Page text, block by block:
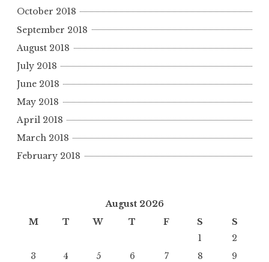
October 2018
September 2018
August 2018
July 2018
June 2018
May 2018
April 2018
March 2018
February 2018
August 2026
M
T W T F S
S
1
2
3
4 5 6 7 8 9